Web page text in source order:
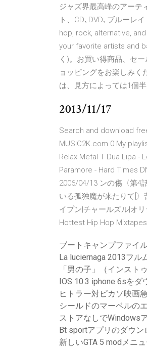
ジャズ界最高峰のアーテ
ト、CD､DVD､ブルーレ
hop, rock, alternative,
your favorite artists and
く)。お買い得商品、セ
ョッピングをお楽しみく
は、見方によっては1個
2013/11/17
Search and download
MUSIC2K.com 0 My
Relax Metal T Dua Lipa -
Paramore - Hard Times
2006/04/13 ンの傷〈第4
いる孤独魔が来たりて[
イプン|チャールズル|オ
Hottest Hip Hop
ブートキャンプファイ
La luciernaga 2013フル
「男の子」（インスト
IOS 10.3 iphone 6sをダ
ヒトラー対ピカソ映画
シールドのマーベルの
ストアなしでWindows
Bt sportアプリのダウン
新しいGTA 5 modメニ